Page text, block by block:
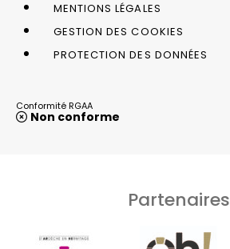
MENTIONS LÉGALES
GESTION DES COOKIES
PROTECTION DES DONNÉES
Conformité RGAA
Non conforme
Partenaires